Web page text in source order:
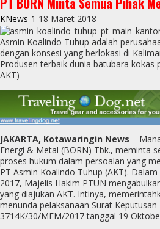
KNews-1 18 Maret 2018
Asmin Koalindo Tuhup adalah
dengan konsesi yang berlokasi di
Produsen terbaik dunia batubara kokas
AKT)
JAKARTA, Kotawaringin News –
Energi & Metal (BORN) Tbk., meminta
proses hukum dalam persoalan yang
PT Asmin Koalindo Tuhup (AKT).
2017, Majelis Hakim PTUN
yang diajukan AKT. Intinya,
menunda pelaksanaan Surat
3714K/30/MEM/2017 tanggal 19